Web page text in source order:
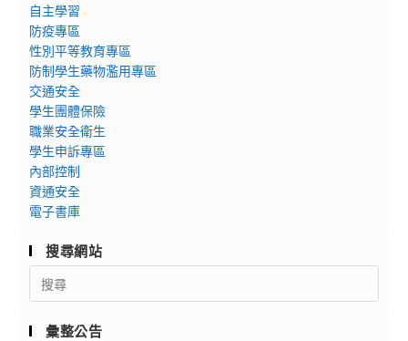
自主學習
防疫專區
性別平等教育專區
防制學生藥物濫用專區
交通安全
學生團體保險
職業安全衛生
學生申訴專區
內部控制
資通安全
電子書庫
搜尋網站
Search
for:
彙整公告